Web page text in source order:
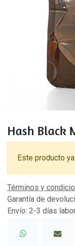
Hash Black
Este producto
Términos y
Garantía de
Envío: 2-3 días